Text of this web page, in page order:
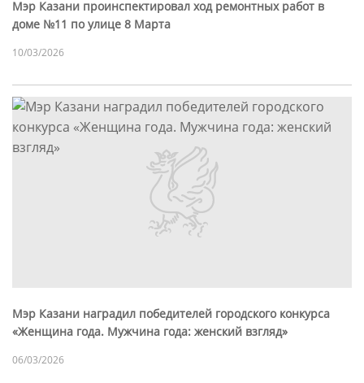
Мэр Казани проинспектировал ход ремонтных работ в
доме №11 по улице 8 Марта
10/03/2026
Мэр Казани наградил победителей городского конкурса
«Женщина года. Мужчина года: женский взгляд»
06/03/2026